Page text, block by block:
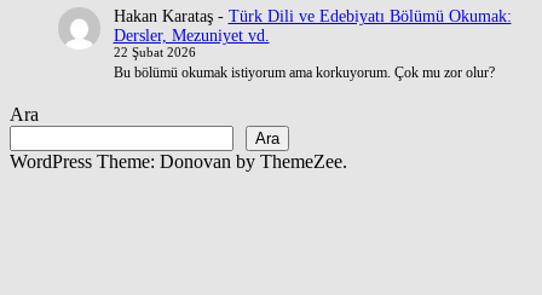
Hakan Karataş- Türk Dili ve Edebiyatı Bölümü Okumak:
Dersler, Mezuniyet vd.
22 Şubat 2026
Bu bölümü okumak istiyorum ama korkuyorum. Çok mu zor olur?
Ara
Ara
WordPress Theme: Donovan by ThemeZee.